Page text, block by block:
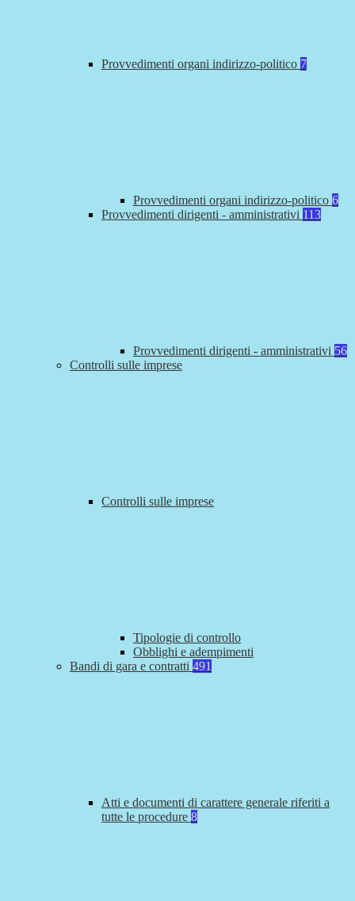
Provvedimenti organi indirizzo-politico 7
Provvedimenti organi indirizzo-politico 6
Provvedimenti dirigenti - amministrativi 113
Provvedimenti dirigenti - amministrativi 56
Controlli sulle imprese
Controlli sulle imprese
Tipologie di controllo
Obblighi e adempimenti
Bandi di gara e contratti 491
Atti e documenti di carattere generale riferiti a
tutte le procedure 8